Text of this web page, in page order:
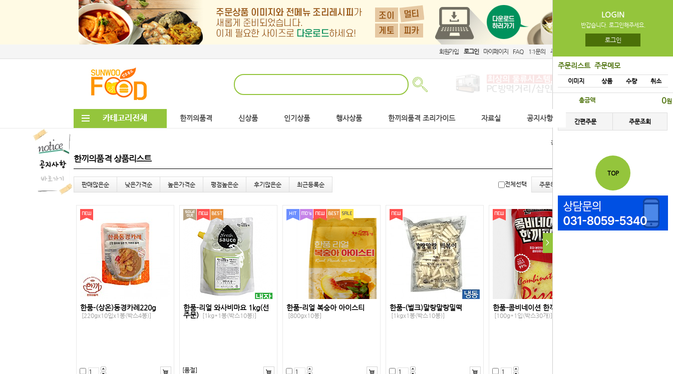
회원가입 로그인 마이페이지 FAQ 1:1문의 주문리스트
한끼의품격 신상품 인기상품 행사상품 한끼의품격 조리가이드 자료실 공지사항
홈
한끼의품격 상품리스트
LOGIN
반갑습니다. 로그인해주세요.
로그인
주문리스트 주문메모
이미지 상품 수량 취소
총금액 0원
간편주문 주문조회
TOP
>
판매많은순 낮은가격순 높은가격순 평점높은순 후기많은순 최근등록순 전체선택 주문하기
갤러
한품-(상온)동경카레220g
[220gx10입x1봉(박스4봉)]
한품-리얼 와사비마요 1kg(선
주문)
[1kg*1봉(박스10봉)]
[품절]
한품-리얼 복숭아 아이스티
[800gx10봉]
한품-(벌크)말랑말랑밀떡
[1kgx1봉(박스10봉)]
한품-콤비네이션 한끼피자
[100g*1입(박스30개)]